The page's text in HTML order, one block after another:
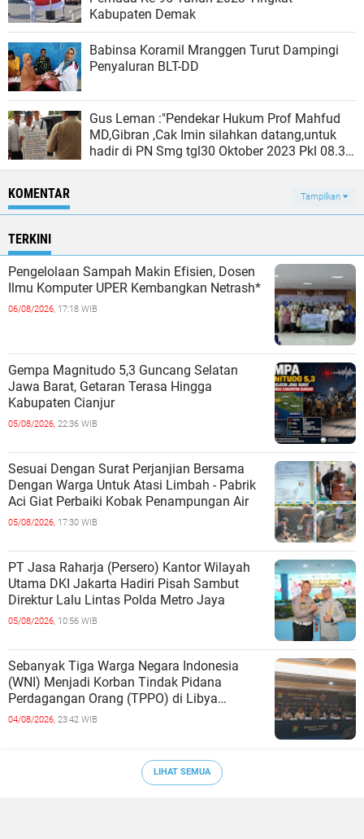
Kabupaten Demak
Babinsa Koramil Mranggen Turut Dampingi
Penyaluran BLT-DD
Gus Leman :"Pendekar Hukum Prof Mahfud
MD,Gibran ,Cak Imin silahkan datang,untuk
hadir di PN Smg tgl30 Oktober 2023 Pkl 08.30
KOMENTAR Tampilkan
TERKINI
Pengelolaan Sampah Makin Efisien, Dosen
Ilmu Komputer UPER Kembangkan Netrash*
06/08/2026, 17:18 WIB
Gempa Magnitudo 5,3 Guncang Selatan
Jawa Barat, Getaran Terasa Hingga
Kabupaten Cianjur
05/08/2026, 22:36 WIB
Sesuai Dengan Surat Perjanjian Bersama
Dengan Warga Untuk Atasi Limbah - Pabrik
Aci Giat Perbaiki Kobak Penampungan Air
05/08/2026, 17:30 WIB
PT Jasa Raharja (Persero) Kantor Wilayah
Utama DKI Jakarta Hadiri Pisah Sambut
Direktur Lalu Lintas Polda Metro Jaya
05/08/2026, 10:56 WIB
Sebanyak Tiga Warga Negara Indonesia
(WNI) Menjadi Korban Tindak Pidana
Perdagangan Orang (TPPO) di Libya
Berhasil Dipulangkan Ke - Indonesia. Mereka
04/08/2026, 23:42 WIB
LIHAT SEMUA